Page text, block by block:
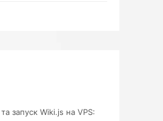
запуск Wiki.js на VPS: